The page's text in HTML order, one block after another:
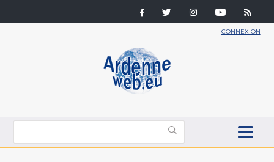
CONNEXION